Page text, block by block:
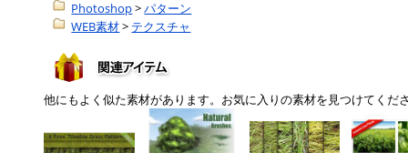
Photoshop>パターン
WEB素材> テクスチャ
他にもよく似た素材があります。お気に入りの素材を見つけてくだ